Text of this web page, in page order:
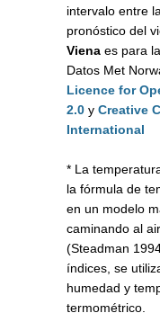
intervalo entre
pronóstico del
Viena es para
Datos Met
Licence for
2.0 y Creative
International
* La
la fórmula de
en un modelo
caminando al
(Steadman
índices, se
humedad y
termométrico.